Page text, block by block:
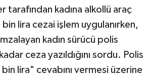
tarafından kadına alkollü araç
lira cezai işlem uygulanırken,
kadın sürücü polis
ceza yazıldığını sordu. Polis
lira" cevabını vermesi üzerine